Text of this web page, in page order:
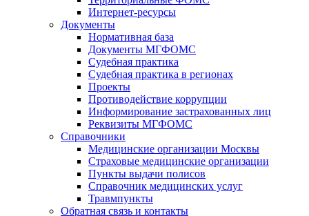
Интернет-ресурсы
Документы
Нормативная база
Документы МГФОМС
Судебная практика
Судебная практика в регионах
Проекты
Противодействие коррупции
Информирование застрахованных лиц
Реквизиты МГФОМС
Справочники
Медицинские организации Москвы
Страховые медицинские организации
Пункты выдачи полисов
Справочник медицинских услуг
Травмпункты
Обратная связь и контакты